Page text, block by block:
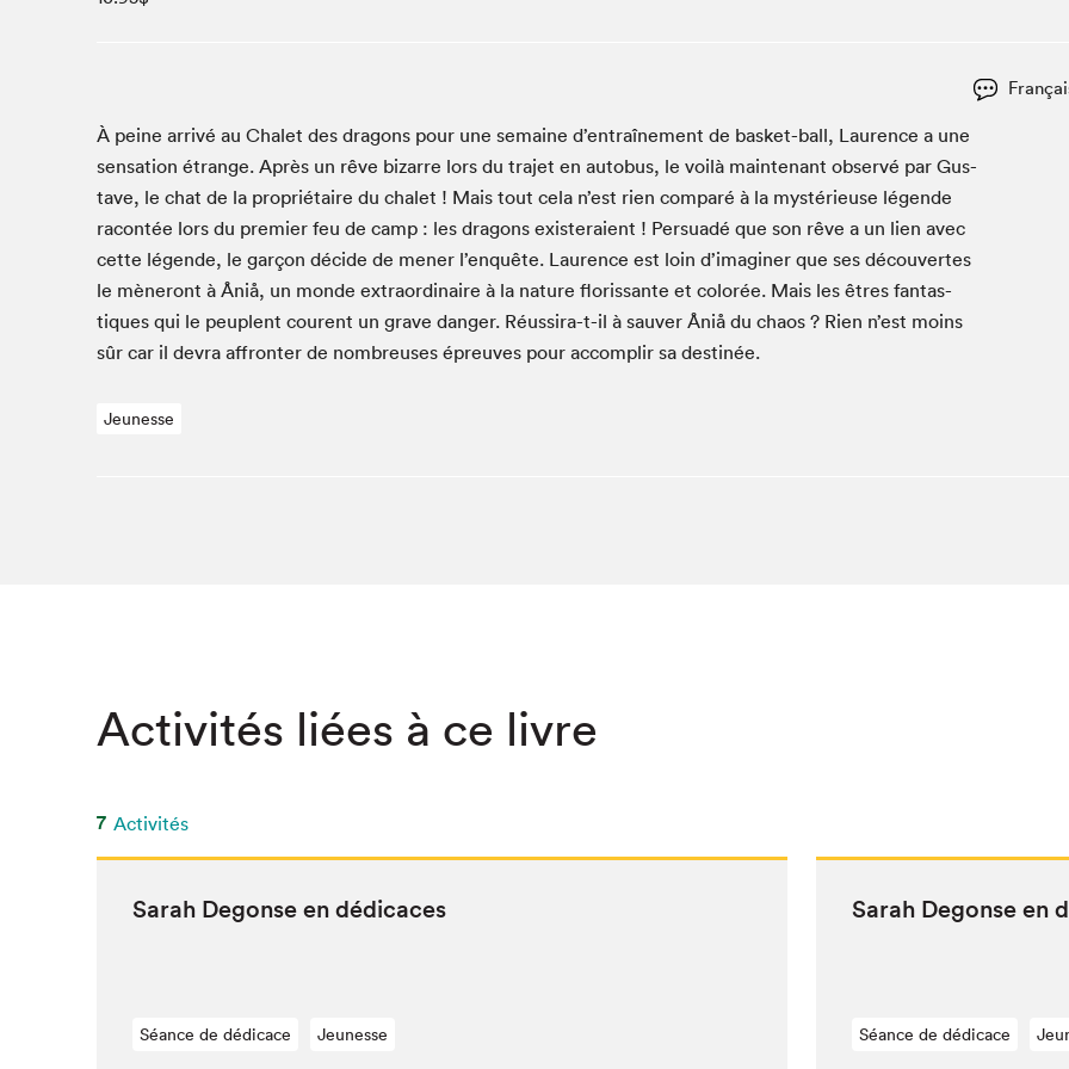
Espace Lis-moi MTL (12-18 ans)
La Maison des libraires
Le grand jeu de lecture à voix haute du Salon
Liseur Public
Espace Montréal-Nord
Vitrine du Festival littéraire international Metropolis
bleu
Tapis rouge des écrivain·e·s
La lecture en cadeau
Zone Manga
L'Aparté
La Grande tournée de Bologne (Coin de survie des
illustrateur·rice·s)
SLM PRO
À peine arrivé au Chalet des drag­ons pour une semaine d’entraînement de bas­ket-ball, Lau­rence a une
sen­sa­tion étrange. Après un rêve bizarre lors du tra­jet en auto­bus, le voilà main­tenant observé par Gus­
tave, le chat de la pro­prié­taire du chalet ! Mais tout cela n’est rien com­paré à la mys­térieuse légende
racon­tée lors du pre­mier feu de camp : les drag­ons exis­teraient ! Per­suadé que son rêve a un lien avec
cette légende, le garçon décide de men­er l’enquête. Lau­rence est loin d’imaginer que ses décou­vertes
le mèneront à Åniå, un monde extra­or­di­naire à la nature floris­sante et col­orée. Mais les êtres fan­tas­
tiques qui le peu­plent courent un grave dan­ger. Réus­sira-t-il à sauver Åniå du chaos ? Rien n’est moins
sûr car il devra affron­ter de nom­breuses épreuves pour accom­plir sa destinée.
Jeunesse
Activités liées à ce livre
7 Activités
Sarah Degonse en dédicaces
Séance de dédicace Jeunesse
Sarah Degonse en
Séance de dédicace